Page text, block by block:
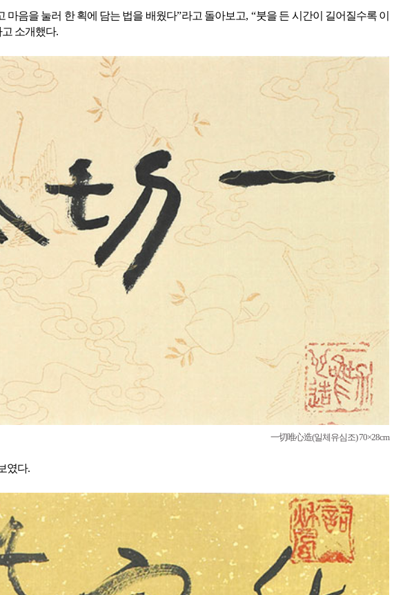
마음을 눌러 한 획에 담는 법을 배웠다”라고 돌아보고, “붓을 든 시간이 길어질수록 이
고 소개했다.
一切唯心造(일체유심조) 70×28cm
였다.